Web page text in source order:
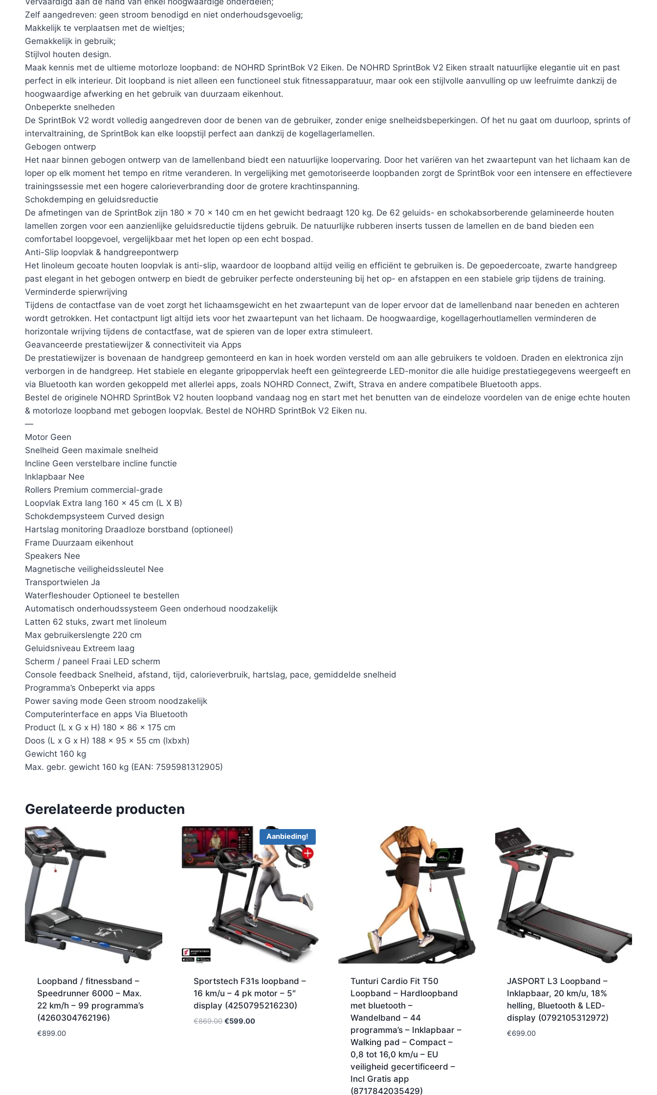
Zelf aangedreven: geen stroom benodigd en niet onderhoudsgevoelig;
Makkelijk te verplaatsen met de wieltjes;
Gemakkelijk in gebruik;
Stijlvol houten design.
Maak kennis met de ultieme motorloze loopband: de NOHRD SprintBok V2 Eiken. De NOHRD SprintBok V2 Eiken straalt natuurlijke elegantie uit en past
perfect in elk interieur. Dit loopband is niet alleen een functioneel stuk fitnessapparatuur, maar ook een stijlvolle aanvulling op uw leefruimte dankzij de
hoogwaardige afwerking en het gebruik van duurzaam eikenhout.
Onbeperkte snelheden
De SprintBok V2 wordt volledig aangedreven door de benen van de gebruiker, zonder enige snelheidsbeperkingen. Of het nu gaat om duurloop, sprints of
intervaltraining, de SprintBok kan elke loopstijl perfect aan dankzij de kogellagerlamellen.
Gebogen ontwerp
Het naar binnen gebogen ontwerp van de lamellenband biedt een natuurlijke loopervaring. Door het variëren van het zwaartepunt van het lichaam kan de
loper op elk moment het tempo en ritme veranderen. In vergelijking met gemotoriseerde loopbanden zorgt de SprintBok voor een intensere en effectievere
trainingssessie met een hogere calorieverbranding door de grotere krachtinspanning.
Schokdemping en geluidsreductie
De afmetingen van de SprintBok zijn 180 x 70 x 140 cm en het gewicht bedraagt 120 kg. De 62 geluids- en schokabsorberende gelamineerde houten
lamellen zorgen voor een aanzienlijke geluidsreductie tijdens gebruik. De natuurlijke rubberen inserts tussen de lamellen en de band bieden een
comfortabel loopgevoel, vergelijkbaar met het lopen op een echt bospad.
Anti-Slip loopvlak & handgreepontwerp
Het linoleum gecoate houten loopvlak is anti-slip, waardoor de loopband altijd veilig en efficiënt te gebruiken is. De gepoedercoate, zwarte handgreep
past elegant in het gebogen ontwerp en biedt de gebruiker perfecte ondersteuning bij het op- en afstappen en een stabiele grip tijdens de training.
Verminderde spierwrijving
Tijdens de contactfase van de voet zorgt het lichaamsgewicht en het zwaartepunt van de loper ervoor dat de lamellenband naar beneden en achteren
wordt getrokken. Het contactpunt ligt altijd iets voor het zwaartepunt van het lichaam. De hoogwaardige, kogellagerhoutlamellen verminderen de
horizontale wrijving tijdens de contactfase, wat de spieren van de loper extra stimuleert.
Geavanceerde prestatiewijzer & connectiviteit via Apps
De prestatiewijzer is bovenaan de handgreep gemonteerd en kan in hoek worden versteld om aan alle gebruikers te voldoen. Draden en elektronica zijn
verborgen in de handgreep. Het stabiele en elegante gripoppervlak heeft een geïntegreerde LED-monitor die alle huidige prestatiegegevens weergeeft en
via Bluetooth kan worden gekoppeld met allerlei apps, zoals NOHRD Connect, Zwift, Strava en andere compatibele Bluetooth apps.
Bestel de originele NOHRD SprintBok V2 houten loopband vandaag nog en start met het benutten van de eindeloze voordelen van de enige echte houten
& motorloze loopband met gebogen loopvlak. Bestel de NOHRD SprintBok V2 Eiken nu.
—
Motor Geen
Snelheid Geen maximale snelheid
Incline Geen verstelbare incline functie
Inklapbaar Nee
Rollers Premium commercial-grade
Loopvlak Extra lang 160 x 45 cm (L X B)
Schokdempsysteem Curved design
Hartslag monitoring Draadloze borstband (optioneel)
Frame Duurzaam eikenhout
Speakers Nee
Magnetische veiligheidssleutel Nee
Transportwielen Ja
Waterfleshouder Optioneel te bestellen
Automatisch onderhoudssysteem Geen onderhoud noodzakelijk
Latten 62 stuks, zwart met linoleum
Max gebruikerslengte 220 cm
Geluidsniveau Extreem laag
Scherm / paneel Fraai LED scherm
Console feedback Snelheid, afstand, tijd, calorieverbruik, hartslag, pace, gemiddelde snelheid
Programma’s Onbeperkt via apps
Power saving mode Geen stroom noodzakelijk
Computerinterface en apps Via Bluetooth
Product (L x G x H) 180 x 86 x 175 cm
Doos (L x G x H) 188 x 95 x 55 cm (lxbxh)
Gewicht 160 kg
Max. gebr. gewicht 160 kg (EAN: 7595981312905)
Gerelateerde producten
Loopband / fitnessband –
Speedrunner 6000 – Max.
22 km/h – 99 programma’s
(4260304762196)
€899.00
Aanbieding!
Sportstech F31s loopband –
16 km/u – 4 pk motor – 5″
display (4250795216230)
€869.00 Oorspronkelijke
€599.00Huidige
Tunturi Cardio Fit T50
Loopband – Hardloopband
met bluetooth –
Wandelband – 44
programma’s – Inklapbaar –
Walking pad – Compact –
0,8 tot 16,0 km/u – EU
veiligheid gecertificeerd –
Incl Gratis app
(8717842035429)
JASPORT L3 Loopband –
Inklapbaar, 20 km/u, 18%
helling, Bluetooth & LED-
display (0792105312972)
€699.00